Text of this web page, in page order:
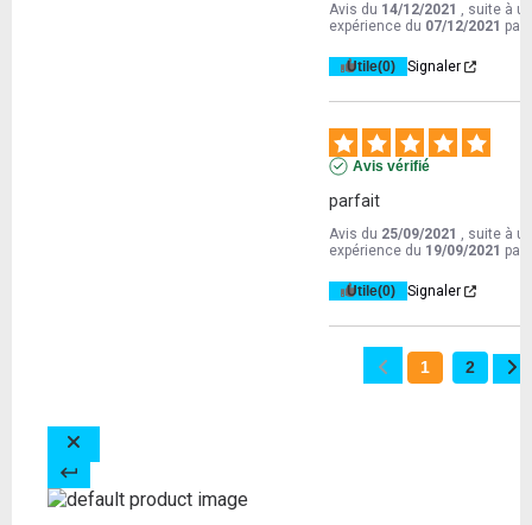
Avis du 14/12/2021 , suite à
expérience du 07/12/2021 par
Utile(0) Signaler
Avis vérifié
parfait
Avis du 25/09/2021 , suite à
expérience du 19/09/2021 par
Utile(0) Signaler
1 2